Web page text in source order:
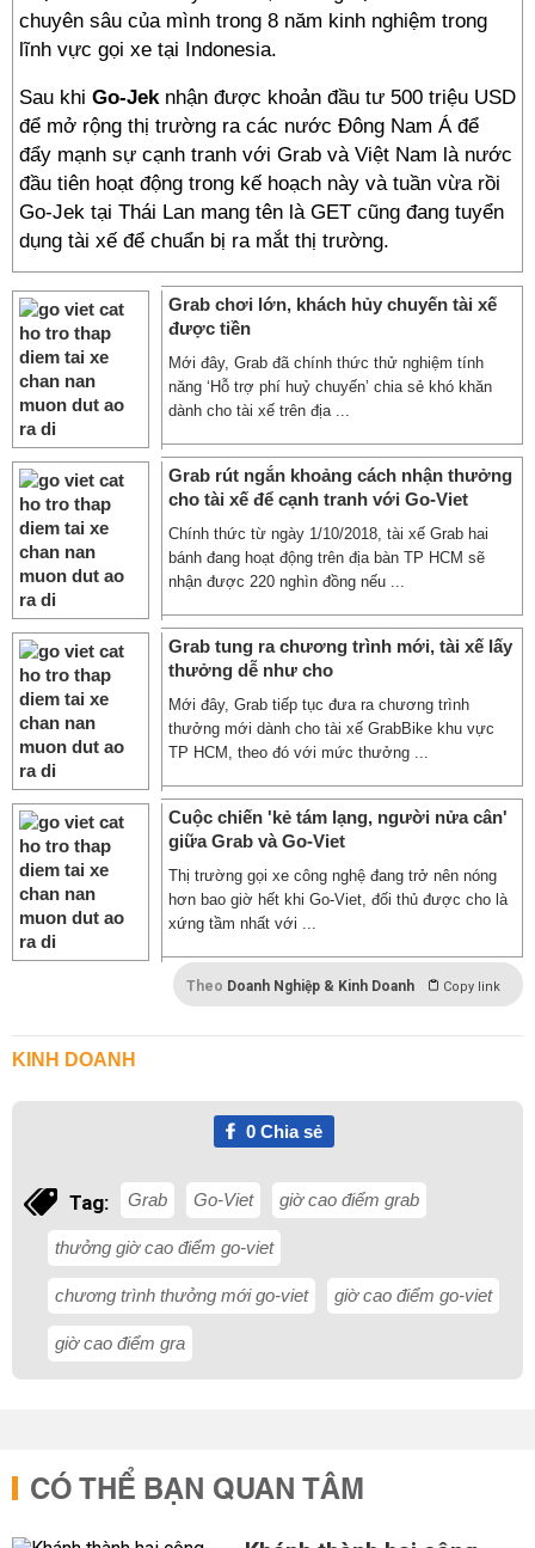
chuyên sâu của mình trong 8 năm kinh nghiệm trong
lĩnh vực gọi xe tại Indonesia.
Sau khi Go-Jek nhận được khoản đầu tư 500 triệu USD
để mở rộng thị trường ra các nước Đông Nam Á để
đẩy mạnh sự cạnh tranh với Grab và Việt Nam là nước
đầu tiên hoạt động trong kế hoạch này và tuần vừa rồi
Go-Jek tại Thái Lan mang tên là GET cũng đang tuyển
dụng tài xế để chuẩn bị ra mắt thị trường.
Grab chơi lớn, khách hủy chuyến tài xế
được tiền
Mới đây, Grab đã chính thức thử nghiệm tính
năng ‘Hỗ trợ phí huỷ chuyến’ chia sẻ khó khăn
dành cho tài xế trên địa ...
Grab rút ngắn khoảng cách nhận thưởng
cho tài xế để cạnh tranh với Go-Viet
Chính thức từ ngày 1/10/2018, tài xế Grab hai
bánh đang hoạt động trên địa bàn TP HCM sẽ
nhận được 220 nghìn đồng nếu ...
Grab tung ra chương trình mới, tài xế lấy
thưởng dễ như cho
Mới đây, Grab tiếp tục đưa ra chương trình
thưởng mới dành cho tài xế GrabBike khu vực
TP HCM, theo đó với mức thưởng ...
Cuộc chiến 'kẻ tám lạng, người nửa cân'
giữa Grab và Go-Viet
Thị trường gọi xe công nghệ đang trở nên nóng
hơn bao giờ hết khi Go-Viet, đối thủ được cho là
xứng tầm nhất với ...
Theo Doanh Nghiệp & Kinh Doanh Copy link
KINH DOANH
0Chia sẻ
Tag: Grab Go-Viet giờ cao điểm grab
thưởng giờ cao điểm go-viet
chương trình thưởng mới go-viet giờ cao điểm go-viet
giờ cao điểm gra
CÓ THỂ BẠN QUAN TÂM